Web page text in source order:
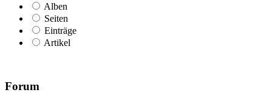
Alben
Seiten
Einträge
Artikel
Forum